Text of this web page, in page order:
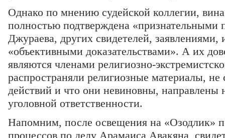
Однако по мнению судейской коллегии,
полностью подтверждена «признательными
Джураева, других свидетелей, заявлениями,
«объективными доказательствами». А их
являются членами религиозно-
распространяли религиозные материалы,
действий и что они невиновны, направлены
уголовной ответственности.
Напомним, после освещения на «Озодлик»
процессов по делу Арамаиса Авакяна,